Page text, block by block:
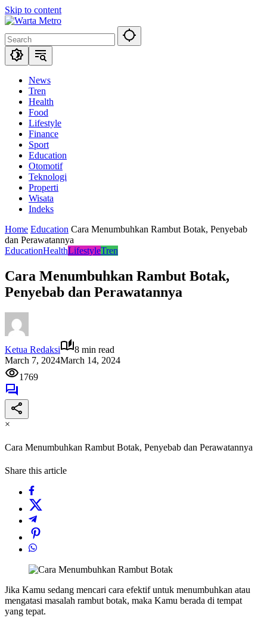
Skip to content
News
Tren
Health
Food
Lifestyle
Finance
Sport
Education
Otomotif
Teknologi
Properti
Wisata
Indeks
Home Education Cara Menumbuhkan Rambut Botak, Penyebab
dan Perawatannya
EducationHealthLifestyleTren
Cara Menumbuhkan Rambut Botak,
Penyebab dan Perawatannya
Ketua Redaksi
8 min read
March 7, 2024March 14, 2024
1769
×
Cara Menumbuhkan Rambut Botak, Penyebab dan Perawatannya
Share this article
Jika Kamu sedang mencari cara efektif untuk menumbuhkan atau
mengatasi masalah rambut botak, maka Kamu berada di tempat
yang tepat.